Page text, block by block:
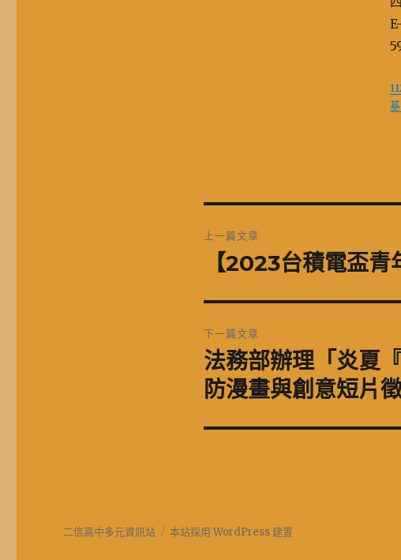
章
上一篇文章
篇
文
章:
【2023台積電盃
下一篇文章
下
一
篇
文
法務部辦理「炎夏
防漫畫與創意短片
二信高中多元資訊站 本站採用 WordPress 建置